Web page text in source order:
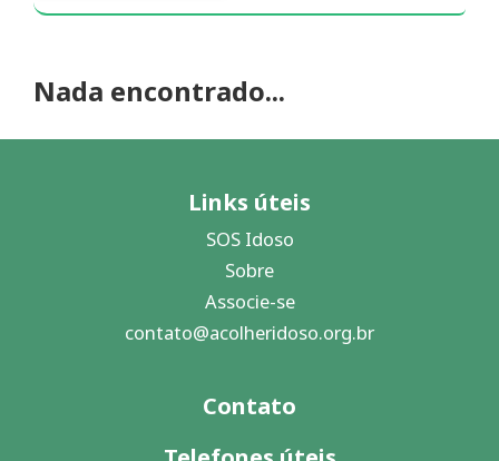
Nada encontrado...
Enviar
Links úteis
SOS Idoso
Sobre
Associe-se
contato@acolheridoso.org.br
Contato